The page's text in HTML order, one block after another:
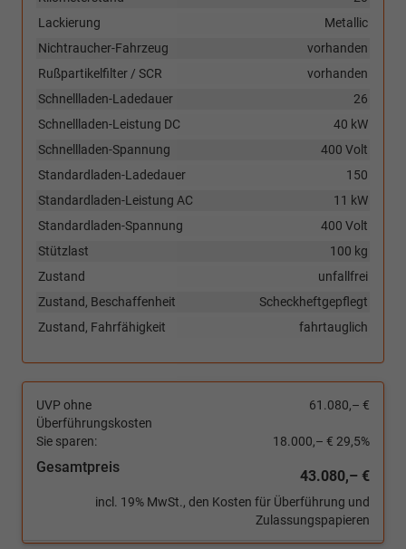
Metallic
Lackierung
vorhanden
Nichtraucher-Fahrzeug
vorhanden
Rußpartikelfilter / SCR
26
Schnellladen-Ladedauer
40 kW
Schnellladen-Leistung DC
400 Volt
Schnellladen-Spannung
150
Standardladen-Ladedauer
11 kW
Standardladen-Leistung AC
400 Volt
Standardladen-Spannung
100 kg
Stützlast
unfallfrei
Zustand
Scheckheftgepflegt
Zustand, Beschaffenheit
fahrtauglich
Zustand, Fahrfähigkeit
UVP ohne
Überführungskosten
61.080,– €
Sie sparen: 18.000,– € 29,5%
Gesamtpreis
43.080,– €
incl. 19% MwSt., den Kosten für Überführung und
Zulassungspapieren